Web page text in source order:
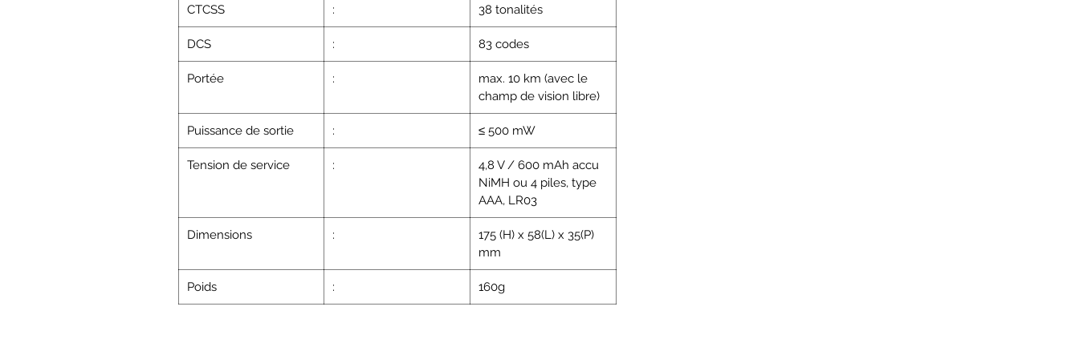
CTCSS : 38 tonalités
DCS : 83 codes
Portée :
max. 10 km (avec le
champ de vision libre)
Puissance de sortie : ≤ 500 mW
Tension de service :
4,8 V / 600 mAh accu
NiMH ou 4 piles, type
AAA, LR03
Dimensions :
175 (H) x 58(L) x 35(P)
mm
Poids : 160g